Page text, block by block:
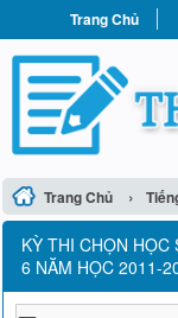
Trang Chủ
Trang Chủ ›
KỲ THI CHỌN HỌC
6 NĂM HỌC 2011-